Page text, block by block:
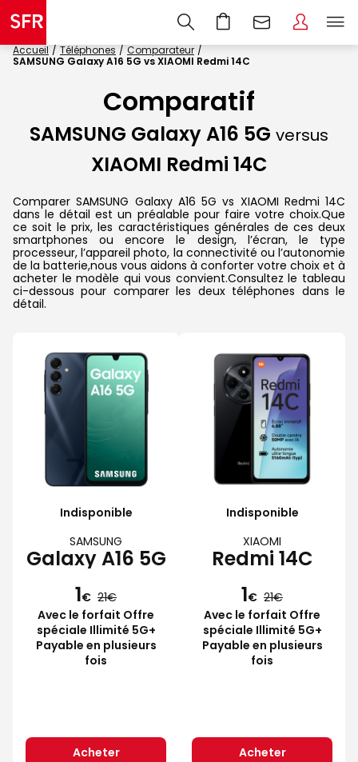
Accueil Téléphones
Comparateur
SAMSUNG Galaxy A16 5G vs XIAOMI Redmi 14C
Comparatif
SAMSUNG Galaxy A16 5G versus
XIAOMI Redmi 14C
Comparer SAMSUNG Galaxy A16 5G vs XIAOMI Redmi 14C
dans le détail est un préalable pour faire votre choix.Que
ce soit le prix, les caractéristiques générales de ces deux
smartphones ou encore le design, l’écran, le type
processeur, l’appareil photo, la connectivité ou l’autonomie
de la batterie,nous vous aidons à conforter votre choix et à
acheter le modèle qui vous convient.Consultez le tableau
ci-dessous pour comparer les deux téléphones dans le
détail.
Indisponible
SAMSUNG
Galaxy A16 5G
1€ 21
Avec le forfait Offre
spéciale Illimité 5G+
Payable en plusieurs
fois
Acheter
Indisponible
XIAOMI
Redmi 14C
1€ 21
Avec le forfait Offre
spéciale Illimité 5G+
Payable en plusieurs
fois
Acheter